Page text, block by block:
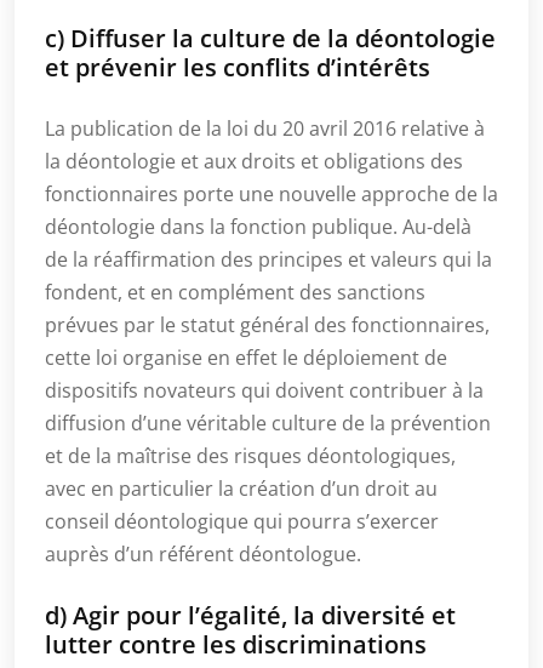
c) Diffuser la culture de la déontologie
et prévenir les conflits d’intérêts
La publication de la loi du 20 avril 2016 relative à
la déontologie et aux droits et obligations des
fonctionnaires porte une nouvelle approche de la
déontologie dans la fonction publique. Au-delà
de la réaffirmation des principes et valeurs qui la
fondent, et en complément des sanctions
prévues par le statut général des fonctionnaires,
cette loi organise en effet le déploiement de
dispositifs novateurs qui doivent contribuer à la
diffusion d’une véritable culture de la prévention
et de la maîtrise des risques déontologiques,
avec en particulier la création d’un droit au
conseil déontologique qui pourra s’exercer
auprès d’un référent déontologue.
d) Agir pour l’égalité, la diversité et
lutter contre les discriminations